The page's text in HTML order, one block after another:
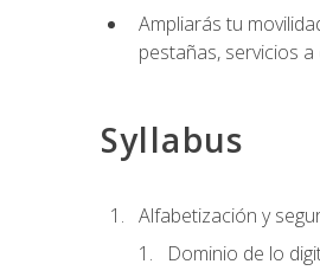
Ampliarás tu
pestañas, servicios
Syllabus
Alfabetización y
Dominio de lo